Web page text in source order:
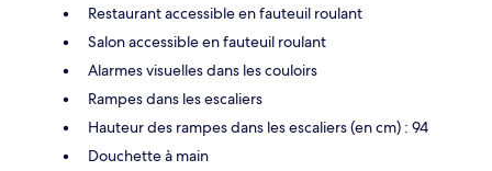
Restaurant accessible en fauteuil roulant
Salon accessible en fauteuil roulant
Alarmes visuelles dans les couloirs
Rampes dans les escaliers
Hauteur des rampes dans les escaliers (en cm) : 94
Douchette à main